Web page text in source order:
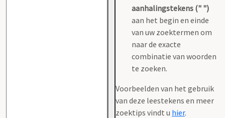
aanhalingstekens (" ")
aan het begin en einde
van uw zoektermen om
naar de exacte
combinatie van woorden
te zoeken.
Voorbeelden van het gebruik
van deze leestekens en meer
zoektips vindt u hier.